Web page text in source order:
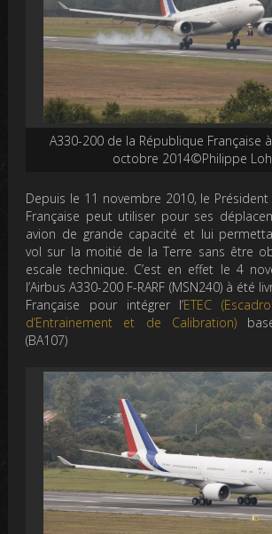
A330-200 de la République Française
octobre 2014©Philippe
Depuis le 11 novembre 2010, le
Française peut utiliser pour ses
avion de grande capacité et lui
vol sur la moitié de la Terre sans être
escale technique. C’est en effet le 4
l’Airbus A330-200 F-RARF (MSN240) à été
Française pour intégrer l’ETEC
d’Entrainement et de Calibration)
(BA107)